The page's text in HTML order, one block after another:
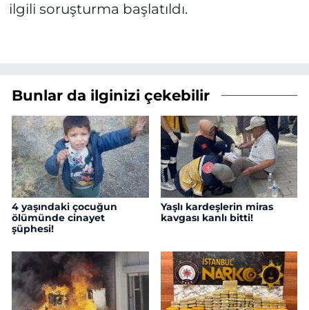
ilgili soruşturma başlatıldı.
Bunlar da ilginizi çekebilir
4 yaşındaki çocuğun
ölümünde cinayet
şüphesi!
Yaşlı kardeşlerin miras
kavgası kanlı bitti!